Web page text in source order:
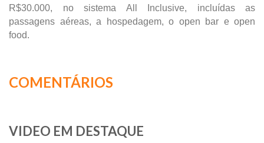
R$30.000, no sistema All Inclusive, incluídas as
passagens aéreas, a hospedagem, o open bar e open
food.
COMENTÁRIOS
VIDEO EM DESTAQUE